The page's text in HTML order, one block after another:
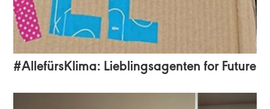
#AllefürsKlima: Lieblingsagenten for Future